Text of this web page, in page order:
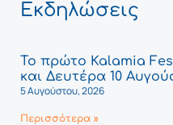
Εκδηλώσεις
Το πρώτο Kalamia
και Δευτέρα 10
5 Αυγούστου, 2026
Περισσότερα »